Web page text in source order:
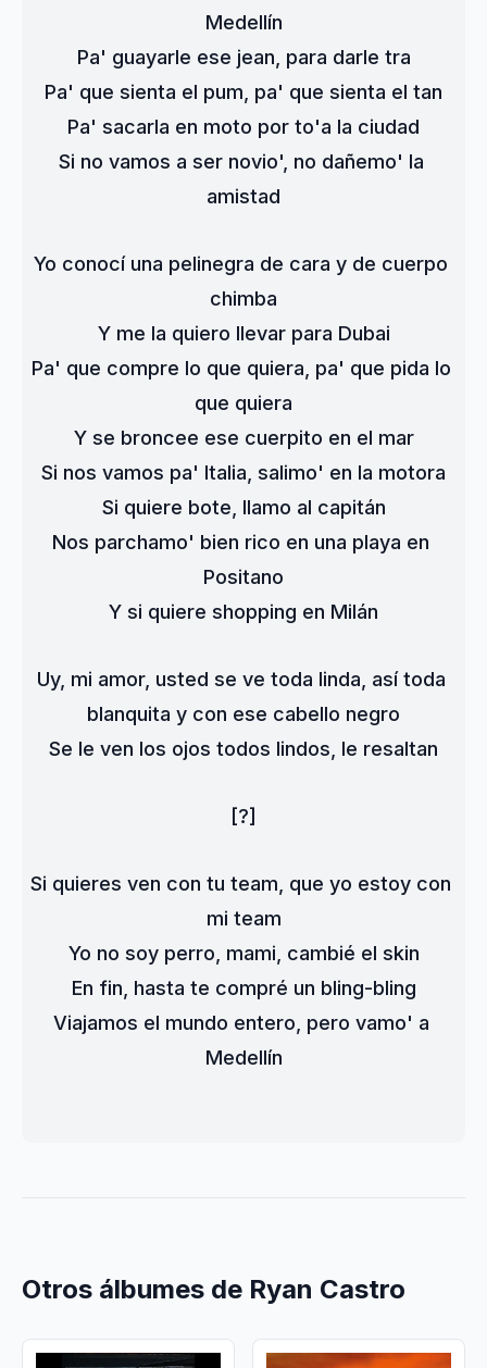
Medellín
Pa' guayarle ese jean, para darle tra
Pa' que sienta el pum, pa' que sienta el tan
Pa' sacarla en moto por to'a la ciudad
Si no vamos a ser novio', no dañemo' la
amistad
Yo conocí una pelinegra de cara y de cuerpo
chimba
Y me la quiero llevar para Dubai
Pa' que compre lo que quiera, pa' que pida lo
que quiera
Y se broncee ese cuerpito en el mar
Si nos vamos pa' Italia, salimo' en la motora
Si quiere bote, llamo al capitán
Nos parchamo' bien rico en una playa en
Positano
Y si quiere shopping en Milán
Uy, mi amor, usted se ve toda linda, así toda
blanquita y con ese cabello negro
Se le ven los ojos todos lindos, le resaltan
[?]
Si quieres ven con tu team, que yo estoy con
mi team
Yo no soy perro, mami, cambié el skin
En fin, hasta te compré un bling-bling
Viajamos el mundo entero, pero vamo' a
Medellín
Otros álbumes de Ryan Castro